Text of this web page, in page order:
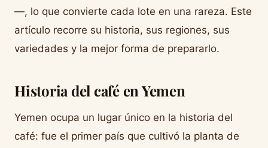
—, lo que convierte cada lote en una rareza. Este
artículo recorre su historia, sus regiones, sus
variedades y la mejor forma de prepararlo.
Historia del café en Yemen
Yemen ocupa un lugar único en la historia del
café: fue el primer país que cultivó la planta de